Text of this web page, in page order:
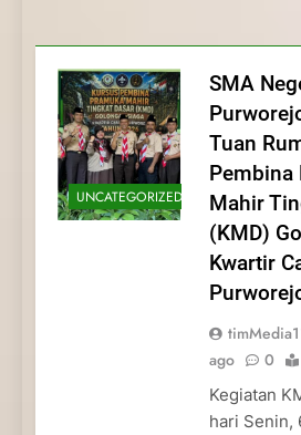
dan Pengabdian
Pramuka
Pramuka
Kepedulian
UNCATEGORIZED
SMA
Tuan
Pembina
Mahir
(KMD)
Kwartir
ago
0
Kegiatan
hari Senin,